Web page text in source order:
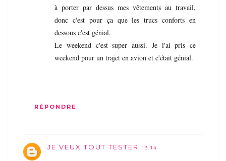
à porter par dessus mes vêtements au travail,
donc c'est pour ça que les trucs conforts en
dessous c'est génial.
Le weekend c'est super aussi. Je l'ai pris ce
weekend pour un trajet en avion et c'était génial.
RÉPONDRE
JE VEUX TOUT TESTER 13:14